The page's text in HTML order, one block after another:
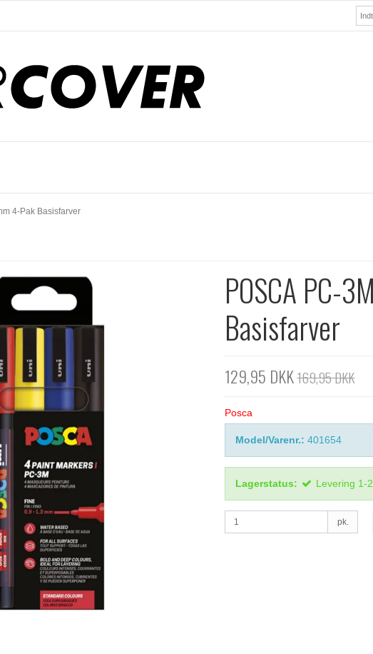
4-Pak Basisfarver
POSCA PC-
Basisfarver
129,95 DKK169,95 DKK
Posca
Model/Varenr.: 401654
Lagerstatus: Levering 1-
pk.